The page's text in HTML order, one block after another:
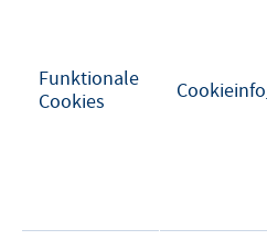
Funktionale
Cookies